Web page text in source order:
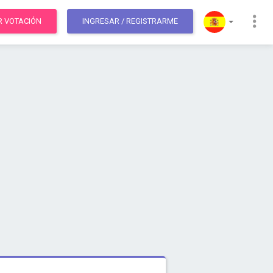
VOTACIÓN INGRESAR / REGISTRARME